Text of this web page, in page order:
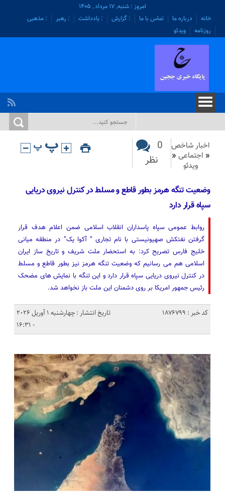
امروز : شنبه, ۱۷ مرداد , ۱۴۰۵
خانه
درباره ما تماس با ما : گزارش : یادداشت : رهبر
: مذهبی
روزنامه
ویدئو
اخبار شاخص
« اجتماعی «
ویدئو
0
نظر
وضعیت تنگه هرمز بطور قاطع و مسلط در کنترل نیروی دریایی
سپاه قرار دارد
روابط عمومی سپاه پاسداران انقلاب اسلامی ضمن اعلام هدف قرار
گرفتن نفتکش صهیونیستی با نام تجاری ” آکوا یک” در منطقه میانی
خلیج فارس تصریح کرد: به استحضار ملت شریف و تاریخ ساز ایران
اسلامی هم می رسانیم که وضعیت تنگه هرمز نیز بطور قاطع و مسلط
در کنترل نیروی دریایی سپاه قرار دارد و این تنگه با نمایش های مضحک
رئیس جمهور امریکا بر روی دشمنان این ملت باز نخواهد شد.
کد خبر : 1876799
تاریخ انتشار : چهارشنبه 1 آوریل 2026
- 16:31